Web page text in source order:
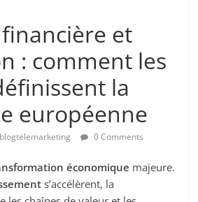
et
: comment les
la
européenne
blogtelemarketing 0 Comments
économique majeure.
s’accélèrent, la